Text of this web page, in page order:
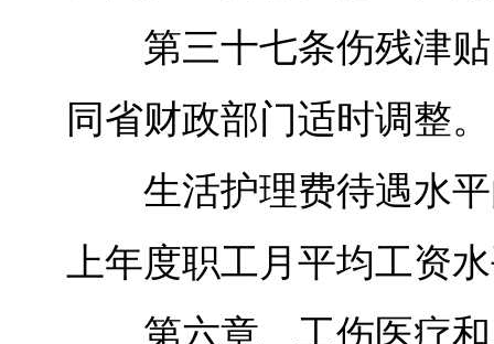
第三十七条伤残津贴
同省财政部门适时调整。
生活护理费待遇水平
上年度职工月平均工资
第六章 工伤医疗和